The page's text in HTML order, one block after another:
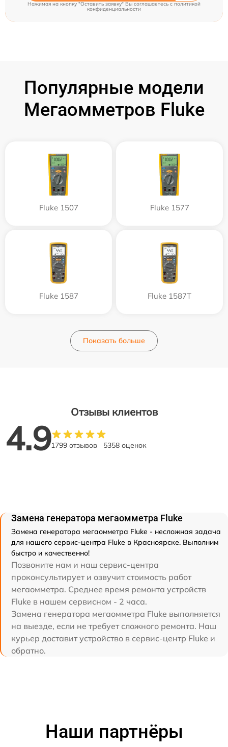
Нажимая на кнопку "Оставить заявку" Вы соглашаетесь cполитикой
конфиденциальности
Популярные модели
Мегаомметров Fluke
Fluke 1507 Fluke 1577
Fluke 1587 Fluke 1587T
Показать больше
Отзывы клиентов
4.91799 отзывов 5358 оценок
Замена генератора мегаомметра Fluke
Замена генератора мегаомметра Fluke - несложная задача
для нашего сервис-центра Fluke в Красноярске. Выполним
быстро и качественно!
Позвоните нам и наш сервис-центра
проконсультирует и озвучит стоимость работ
мегаомметра. Среднее время ремонта устройств
Fluke в нашем сервисном - 2 часа.
Замена генератора мегаомметра Fluke выполняется
на выезде, если не требует сложного ремонта. Наш
курьер доставит устройство в сервис-центр Fluke и
обратно.
Наши партнёры